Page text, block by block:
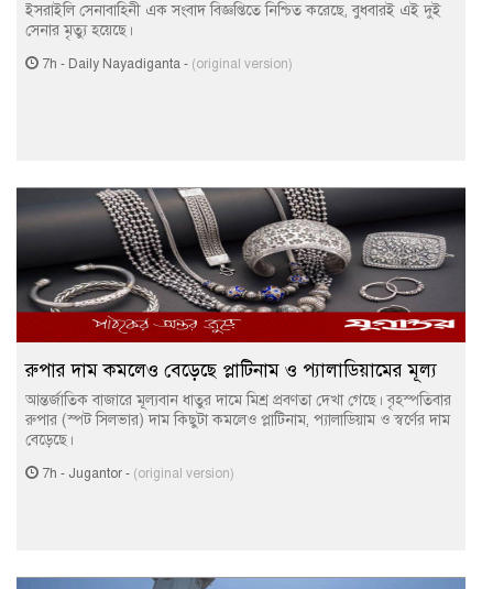
ইসরাইলি সেনাবাহিনী এক সংবাদ বিজ্ঞপ্তিতে নিশ্চিত করেছে, বুধবারই এই দুই
সেনার মৃত্যু হয়েছে।
7h - Daily Nayadiganta - (original version)
রুপার দাম কমলেও বেড়েছে প্লাটিনাম ও প্যালাডিয়ামের মূল্য
আন্তর্জাতিক বাজারে মূল্যবান ধাতুর দামে মিশ্র প্রবণতা দেখা গেছে। বৃহস্পতিবার
রুপার (স্পট সিলভার) দাম কিছুটা কমলেও প্লাটিনাম, প্যালাডিয়াম ও স্বর্ণের দাম
বেড়েছে।
7h - Jugantor - (original version)